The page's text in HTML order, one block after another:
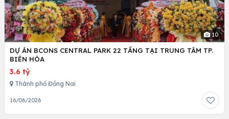
10
DỰ ÁN BCONS CENTRAL PARK 22 TẦNG TẠI TRUNG TÂM TP.
BIÊN HÒA
3.6 tỷ
Thành phố Đồng Nai
16/06/2026